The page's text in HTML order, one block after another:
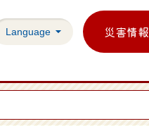
Language 災害情報